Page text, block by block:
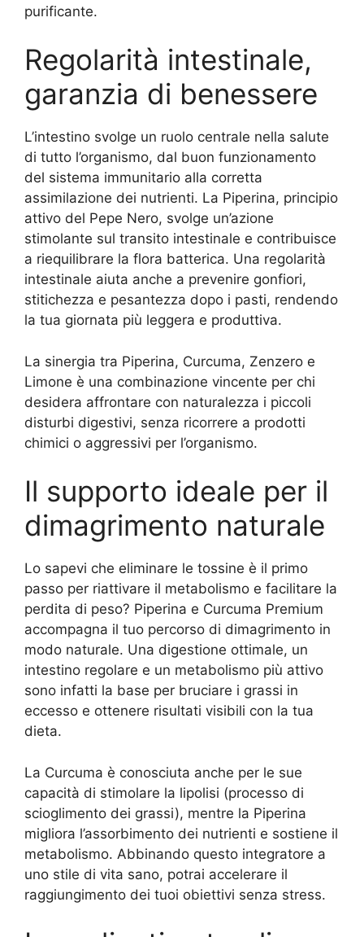
purificante.
Regolarità intestinale,
garanzia di benessere
L’intestino svolge un ruolo centrale nella salute
di tutto l’organismo, dal buon funzionamento
del sistema immunitario alla corretta
assimilazione dei nutrienti. La Piperina, principio
attivo del Pepe Nero, svolge un’azione
stimolante sul transito intestinale e contribuisce
a riequilibrare la flora batterica. Una regolarità
intestinale aiuta anche a prevenire gonfiori,
stitichezza e pesantezza dopo i pasti, rendendo
la tua giornata più leggera e produttiva.
La sinergia tra Piperina, Curcuma, Zenzero e
Limone è una combinazione vincente per chi
desidera affrontare con naturalezza i piccoli
disturbi digestivi, senza ricorrere a prodotti
chimici o aggressivi per l’organismo.
Il supporto ideale per il
dimagrimento naturale
Lo sapevi che eliminare le tossine è il primo
passo per riattivare il metabolismo e facilitare la
perdita di peso? Piperina e Curcuma Premium
accompagna il tuo percorso di dimagrimento in
modo naturale. Una digestione ottimale, un
intestino regolare e un metabolismo più attivo
sono infatti la base per bruciare i grassi in
eccesso e ottenere risultati visibili con la tua
dieta.
La Curcuma è conosciuta anche per le sue
capacità di stimolare la lipolisi (processo di
scioglimento dei grassi), mentre la Piperina
migliora l’assorbimento dei nutrienti e sostiene il
metabolismo. Abbinando questo integratore a
uno stile di vita sano, potrai accelerare il
raggiungimento dei tuoi obiettivi senza stress.